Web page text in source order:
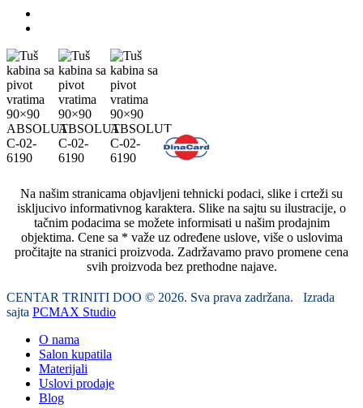
Na našim stranicama objavljeni tehnicki podaci, slike i crteži su
iskljucivo informativnog karaktera. Slike na sajtu su ilustracije, o
tačnim podacima se možete informisati u našim prodajnim
objektima. Cene sa * važe uz određene uslove, više o uslovima
pročitajte na stranici proizvoda. Zadržavamo pravo promene cena
svih proizvoda bez prethodne najave.
CENTAR TRINITI DOO © 2026. Sva prava zadržana. Izrada
sajta PCMAX Studio
O nama
Salon kupatila
Materijali
Uslovi prodaje
Blog